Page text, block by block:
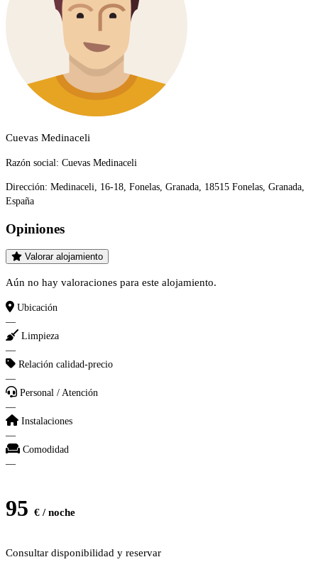
Cuevas Medinaceli
Razón social: Cuevas Medinaceli
Dirección: Medinaceli, 16-18, Fonelas, Granada, 18515 Fonelas, Granada,
España
Opiniones
Valorar alojamiento
Aún no hay valoraciones para este alojamiento.
Ubicación
—
Limpieza
—
Relación calidad-precio
—
Personal / Atención
—
Instalaciones
—
Comodidad
—
95 € / noche
Consultar disponibilidad y reservar